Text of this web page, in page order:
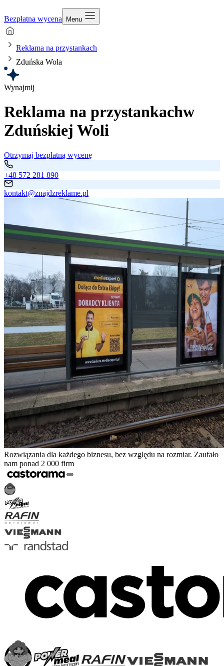
Bezpłatna wycena Menu
Reklama na przystankach
Zduńska Wola
Wynajmij
Reklama na przystankachw
Zduńskiej Woli
Otrzymaj bezpłatną wycenę
+48 572 281 890
kontakt@znajdzreklame.pl
Rozwiązania dla każdego biznesu, bez względu na rozmiar. Zaufało
nam ponad 2 000 firm